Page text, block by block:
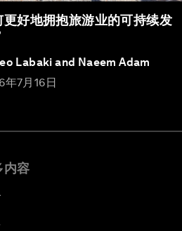
更好地拥抱旅游业的可持续发
Labaki and Naeem Adam
年7月16日
内容